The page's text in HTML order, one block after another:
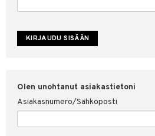
Olen unohtanut asiakastietoni
Asiakasnumero/Sähköposti
suojaus